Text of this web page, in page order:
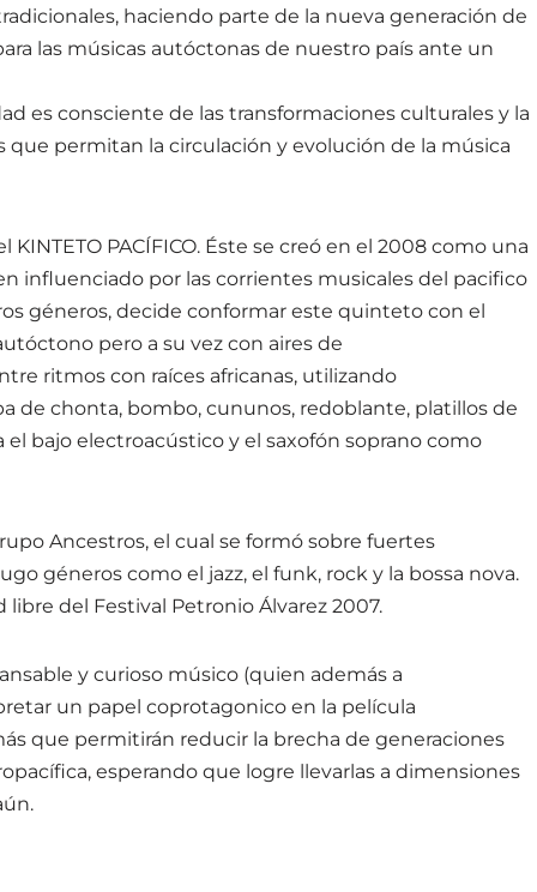
haciendo parte de la nueva generación de
las músicas autóctonas de nuestro país ante un
es consciente de las transformaciones culturales y la
permitan la circulación y evolución de la música
PACÍFICO. Éste se creó en el 2008 como una
influenciado por las corrientes musicales del pacifico
géneros, decide conformar este quinteto con el
pero a su vez con aires de
ritmos con raíces africanas, utilizando
de chonta, bombo, cununos, redoblante, platillos de
bajo electroacústico y el saxofón soprano como
Ancestros, el cual se formó sobre fuertes
géneros como el jazz, el funk, rock y la bossa nova.
del Festival Petronio Álvarez 2007.
y curioso músico (quien además a
un papel coprotagonico en la película
que permitirán reducir la brecha de generaciones
esperando que logre llevarlas a dimensiones